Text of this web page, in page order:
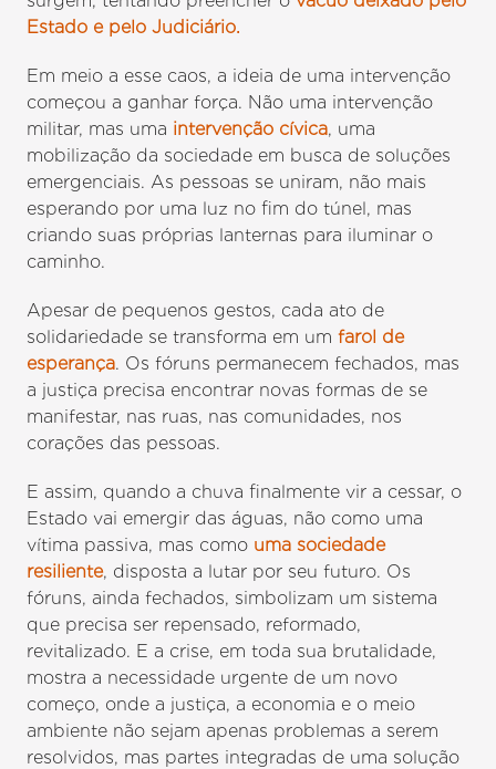
Estado e pelo Judiciário.
Em meio a esse caos, a ideia de uma intervenção
começou a ganhar força. Não uma intervenção
militar, mas uma intervenção cívica, uma
mobilização da sociedade em busca de soluções
emergenciais. As pessoas se uniram, não mais
esperando por uma luz no fim do túnel, mas
criando suas próprias lanternas para iluminar o
caminho.
Apesar de pequenos gestos, cada ato de
solidariedade se transforma em umfarol de
esperança. Os fóruns permanecem fechados, mas
a justiça precisa encontrar novas formas de se
manifestar, nas ruas, nas comunidades, nos
corações das pessoas.
E assim, quando a chuva finalmente vir a cessar, o
Estado vai emergir das águas, não como uma
vítima passiva, mas como uma sociedade
resiliente, disposta a lutar por seu futuro. Os
fóruns, ainda fechados, simbolizam um sistema
que precisa ser repensado, reformado,
revitalizado. E a crise, em toda sua brutalidade,
mostra a necessidade urgente de um novo
começo, onde a justiça, a economia e o meio
ambiente não sejam apenas problemas a serem
resolvidos, mas partes integradas de uma solução